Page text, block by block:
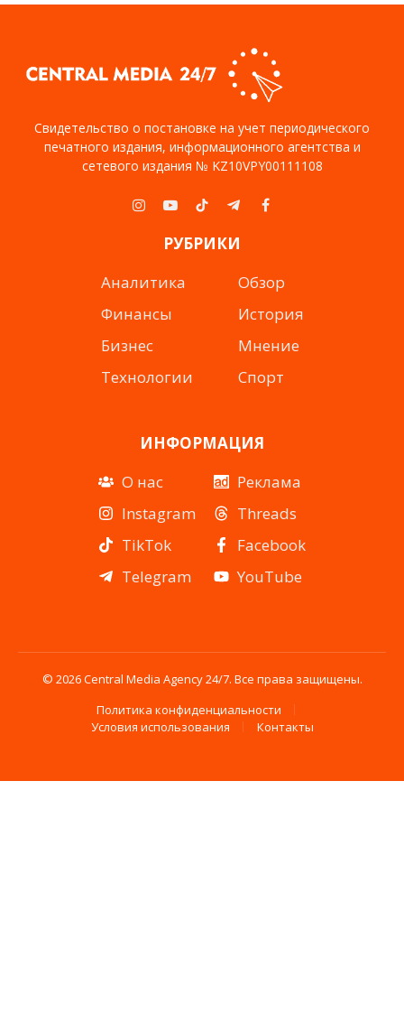
Свидетельство о постановке на учет периодического
печатного издания, информационного агентства и
сетевого издания № KZ10VPY00111108
Instagram
YouTubeTikTokTelegramFacebook
РУБРИКИ
Аналитика
Финансы
Бизнес
Технологии
Обзор
История
Мнение
Спорт
ИНФОРМАЦИЯ
О нас
Instagram
TikTok
Telegram
Реклама
Threads
Facebook
YouTube
© 2026 Central Media Agency 24/7. Все права защищены.
Политика конфиденциальности
Условия использования
Контакты